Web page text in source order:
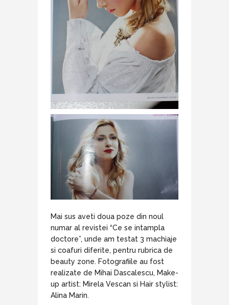
Mai sus aveti doua poze din noul
numar al revistei “Ce se intampla
doctore”, unde am testat 3 machiaje
si coafuri diferite, pentru rubrica de
beauty zone. Fotografiile au fost
realizate de Mihai Dascalescu, Make-
up artist: Mirela Vescan si Hair stylist:
Alina Marin.